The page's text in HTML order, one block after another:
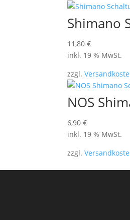
Shimano
11,80€
inkl. 19 % MwSt.
zzgl.
NOS
6,90€
inkl. 19 % MwSt.
zzgl.